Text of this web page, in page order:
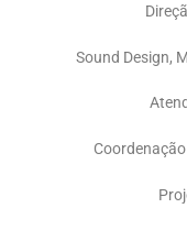
Sound Design,